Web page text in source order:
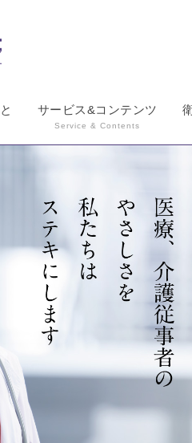
サービス&コンテンツ
Service & Contents